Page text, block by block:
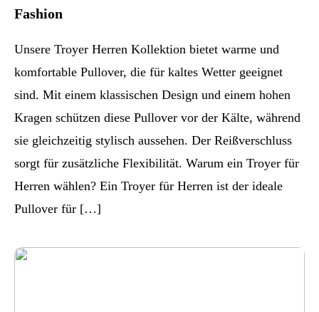
Fashion
Unsere Troyer Herren Kollektion bietet warme und
komfortable Pullover, die für kaltes Wetter geeignet
sind. Mit einem klassischen Design und einem hohen
Kragen schützen diese Pullover vor der Kälte, während
sie gleichzeitig stylisch aussehen. Der Reißverschluss
sorgt für zusätzliche Flexibilität. Warum ein Troyer für
Herren wählen? Ein Troyer für Herren ist der ideale
Pullover für […]